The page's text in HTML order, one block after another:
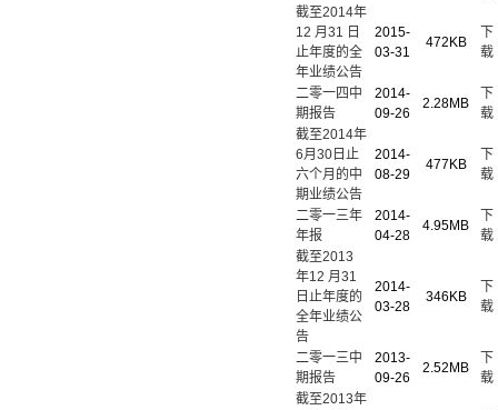
截至2014年
12 月31 日
止年度的全
年业绩公告
2015-
03-31
472KB
下
载
二零一四中
期报告
2014-
09-26
2.28MB
下
载
截至2014年
6月30日止
六个月的中
期业绩公告
2014-
08-29
477KB
下
载
二零一三年
年报
2014-
04-28
4.95MB
下
载
截至2013
年12 月31
日止年度的
全年业绩公
告
2014-
03-28
346KB
下
载
二零一三中
期报告
2013-
09-26
2.52MB
下
载
截至2013年